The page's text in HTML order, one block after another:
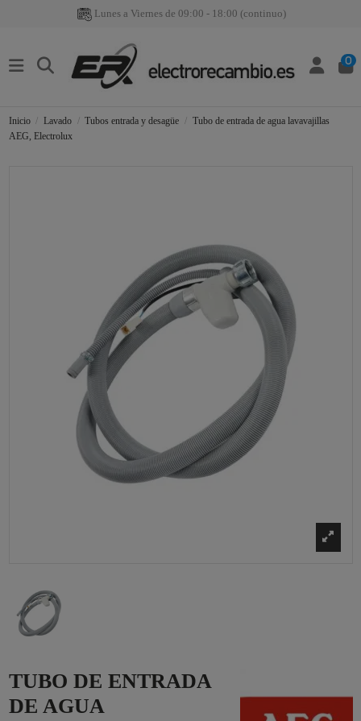
Lunes a Viernes de 09:00 - 18:00 (continuo)
0
Inicio Lavado Tubos entrada y desagüe
Tubo de entrada de agua lavavajillas
AEG, Electrolux
TUBO DE ENTRADA
DE AGUA